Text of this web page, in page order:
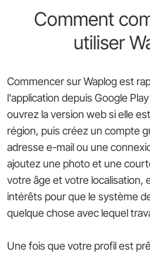
Comment
utiliser
Commencer sur Waplog est
l'application depuis Google
ouvrez la version web si elle
région, puis créez un compte
adresse e-mail ou une
ajoutez une photo et une
votre âge et votre localisation,
intérêts pour que le système
quelque chose avec lequel
Une fois que votre profil est